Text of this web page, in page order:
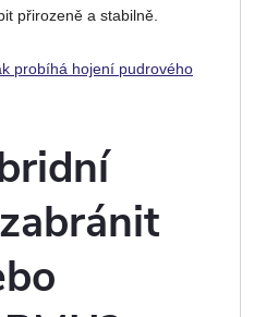
přirozeně a stabilně.
probíhá hojení pudrového